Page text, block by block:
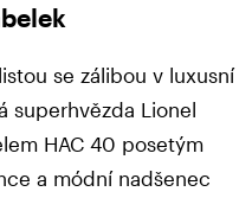
se zálibou v luxusní
superhvězda Lionel
HAC 40 posetým
a módní nadšenec